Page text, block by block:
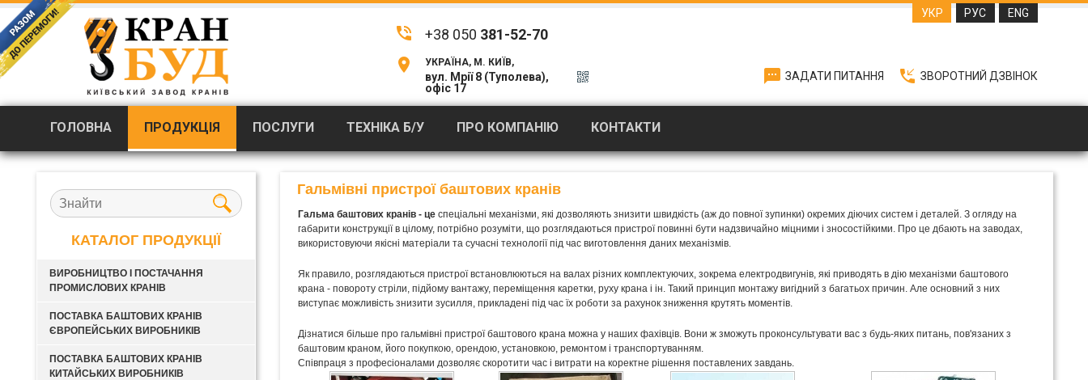
phone_in_talk +38 050 381-52-70
location_on УКРАЇНА, М. КИЇВ,
вул. Мрії 8 (Туполева),
офіс 17
textsms ЗАДАТИ ПИТАННЯ phone_callback ЗВОРОТНИЙ ДЗВІНОК
УКР РУС ENG
ГОЛОВНА ПРОДУКЦІЯ ПОСЛУГИ ТЕХНІКА Б/У ПРО КОМПАНІЮ КОНТАКТИ
Продукція / Запчастини для баштових кранів Liebherr, Potain, QTZ Гальмівні пристрої баштового крана
КАТАЛОГ ПРОДУКЦІЇ
ВИРОБНИЦТВО І ПОСТАЧАННЯ
ПРОМИСЛОВИХ КРАНІВ
ПОСТАВКА БАШТОВИХ КРАНІВ
ЄВРОПЕЙСЬКИХ ВИРОБНИКІВ
ПОСТАВКА БАШТОВИХ КРАНІВ
КИТАЙСЬКИХ ВИРОБНИКІВ
Гальмівні пристрої баштових кранів
Гальма баштових кранів - це спеціальні механізми, які дозволяють знизити швидкість (аж до повної зупинки) окремих діючих систем і деталей. З огляду на
габарити конструкції в цілому, потрібно розуміти, що розглядаються пристрої повинні бути надзвичайно міцними і зносостійкими. Про це дбають на заводах,
використовуючи якісні матеріали та сучасні технології під час виготовлення даних механізмів.
Як правило, розглядаються пристрої встановлюються на валах різних комплектуючих, зокрема електродвигунів, які приводять в дію механізми баштового
крана - повороту стріли, підйому вантажу, переміщення каретки, руху крана і ін. Такий принцип монтажу вигідний з багатьох причин. Але основний з них
виступає можливість знизити зусилля, прикладені під час їх роботи за рахунок зниження крутять моментів.
Дізнатися більше про гальмівні пристрої баштового крана можна у наших фахівців. Вони ж зможуть проконсультувати вас з будь-яких питань, пов'язаних з
баштовим краном, його покупкою, орендою, установкою, ремонтом і транспортуванням.
Співпраця з професіоналами дозволяє скоротити час і витрати на коректне рішення поставлених завдань.